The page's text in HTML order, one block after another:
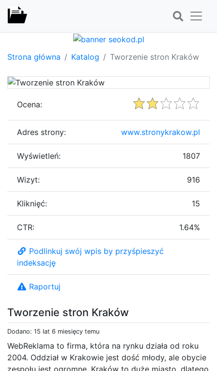
Strona główna Katalog Tworzenie stron Kraków
Tworzenie stron Kraków
Dodano: 15 lat 6 miesięcy temu
WebReklama to firma, która na rynku działa od roku
2004. Oddział w Krakowie jest dość młody, ale obycie
zespołu jest ogromne. Kraków to duże miasto, dlatego
Ocena:
Adres strony: www.stronykrakow.pl
Wyświetleń: 1807
Wizyt: 916
Kliknięć: 15
CTR: 1.64%
Podlinkuj swój wpis by przyśpieszyć
indeksację
Raportuj